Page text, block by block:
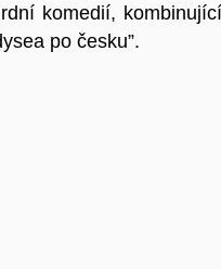
komedií,
po česku”.